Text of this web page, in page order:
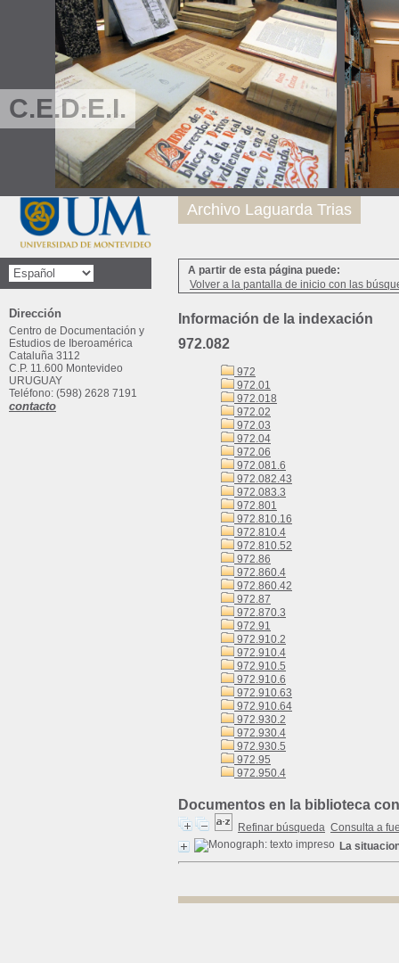
C.E.D.E.I.
A partir de esta página puede:
Volver a la pantalla de inicio con las
Información de la indexación
972.082
972
972.01
972.018
972.02
972.03
972.04
972.06
972.081.6
972.082.43
972.083.3
972.801
972.810.16
972.810.4
972.810.52
972.86
972.860.4
972.860.42
972.87
972.870.3
972.91
972.910.2
972.910.4
972.910.5
972.910.6
972.910.63
972.910.64
972.930.2
972.930.4
972.930.5
972.95
972.950.4
Documentos en la biblioteca
Refinar búsqueda Consulta a
La
Archivo Laguarda Trias
Dirección
Centro de Documentación y
Estudios de Iberoamérica
Cataluña 3112
C.P. 11.600 Montevideo
URUGUAY
Teléfono: (598) 2628 7191
contacto